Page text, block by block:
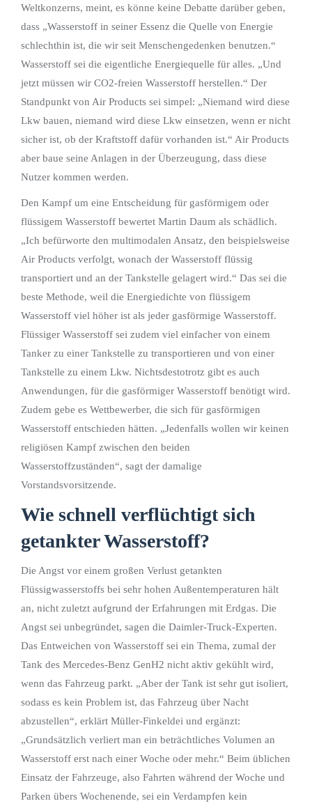
Weltkonzerns, meint, es könne keine Debatte darüber geben,
dass „Wasserstoff in seiner Essenz die Quelle von Energie
schlechthin ist, die wir seit Menschengedenken benutzen.“
Wasserstoff sei die eigentliche Energiequelle für alles. „Und
jetzt müssen wir CO2-freien Wasserstoff herstellen.“ Der
Standpunkt von Air Products sei simpel: „Niemand wird diese
Lkw bauen, niemand wird diese Lkw einsetzen, wenn er nicht
sicher ist, ob der Kraftstoff dafür vorhanden ist.“ Air Products
aber baue seine Anlagen in der Überzeugung, dass diese
Nutzer kommen werden.
Den Kampf um eine Entscheidung für gasförmigem oder
flüssigem Wasserstoff bewertet Martin Daum als schädlich.
„Ich befürworte den multimodalen Ansatz, den beispielsweise
Air Products verfolgt, wonach der Wasserstoff flüssig
transportiert und an der Tankstelle gelagert wird.“ Das sei die
beste Methode, weil die Energiedichte von flüssigem
Wasserstoff viel höher ist als jeder gasförmige Wasserstoff.
Flüssiger Wasserstoff sei zudem viel einfacher von einem
Tanker zu einer Tankstelle zu transportieren und von einer
Tankstelle zu einem Lkw. Nichtsdestotrotz gibt es auch
Anwendungen, für die gasförmiger Wasserstoff benötigt wird.
Zudem gebe es Wettbewerber, die sich für gasförmigen
Wasserstoff entschieden hätten. „Jedenfalls wollen wir keinen
religiösen Kampf zwischen den beiden
Wasserstoffzuständen“, sagt der damalige
Vorstandsvorsitzende.
Wie schnell verflüchtigt sich
getankter Wasserstoff?
Die Angst vor einem großen Verlust getankten
Flüssigwasserstoffs bei sehr hohen Außentemperaturen hält
an, nicht zuletzt aufgrund der Erfahrungen mit Erdgas. Die
Angst sei unbegründet, sagen die Daimler-Truck-Experten.
Das Entweichen von Wasserstoff sei ein Thema, zumal der
Tank des Mercedes-Benz GenH2 nicht aktiv gekühlt wird,
wenn das Fahrzeug parkt. „Aber der Tank ist sehr gut isoliert,
sodass es kein Problem ist, das Fahrzeug über Nacht
abzustellen“, erklärt Müller-Finkeldei und ergänzt:
„Grundsätzlich verliert man ein beträchtliches Volumen an
Wasserstoff erst nach einer Woche oder mehr.“ Beim üblichen
Einsatz der Fahrzeuge, also Fahrten während der Woche und
Parken übers Wochenende, sei ein Verdampfen kein